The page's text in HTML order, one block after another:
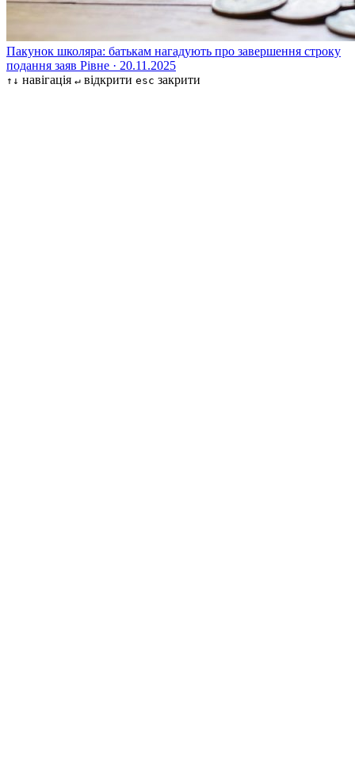
Пакунок школяра: батькам нагадують про завершення строку
подання заяв Рівне · 20.11.2025
↑↓ навігація ↵ відкрити esc закрити